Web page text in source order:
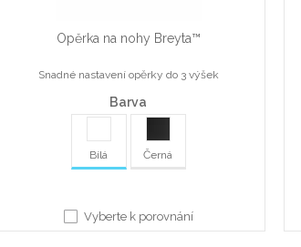
Opěrka na nohy Breyta™
Snadné nastavení opěrky do 3 výšek
Barva
Bílá Černá
Vyberte k porovnání